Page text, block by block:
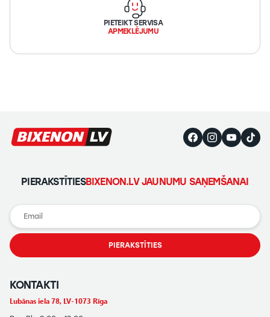
PIETEIKT SERVISA
APMEKLĒJUMU
PIERAKSTĪTIESBIXENON.LV JAUNUMU SAŅEMŠANAI
PIERAKSTĪTIES
KONTAKTI
Lubānas iela 78, LV-1073 Rīga